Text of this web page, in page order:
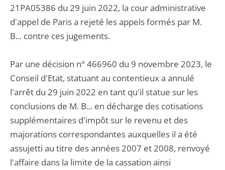
21PA05386 du 29 juin 2022, la cour administrative
d'appel de Paris a rejeté les appels formés par M.
B... contre ces jugements.
Par une décision n° 466960 du 9 novembre 2023, le
Conseil d'Etat, statuant au contentieux a annulé
l'arrêt du 29 juin 2022 en tant qu'il statue sur les
conclusions de M. B... en décharge des cotisations
supplémentaires d'impôt sur le revenu et des
majorations correspondantes auxquelles il a été
assujetti au titre des années 2007 et 2008, renvoyé
l'affaire dans la limite de la cassation ainsi